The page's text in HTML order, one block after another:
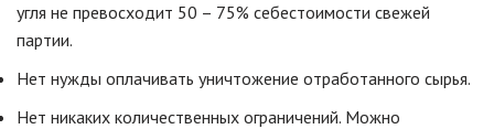
угля не превосходит 50 – 75% себестоимости свежей
партии.
Нет нужды оплачивать уничтожение отработанного сырья.
Нет никаких количественных ограничений. Можно